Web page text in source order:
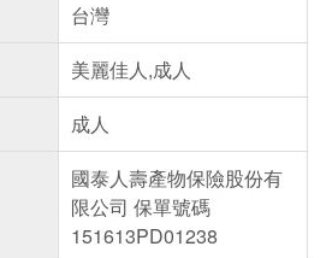
台灣
美麗佳人,成人
成人
國泰人壽產物保險股份有
限公司 保單號碼
151613PD01238